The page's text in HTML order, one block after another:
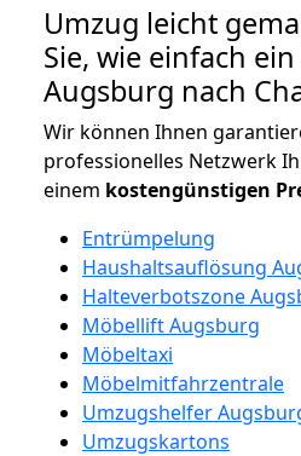
Umzug leicht
Sie, wie einfach
Augsburg nach
Wir können Ihnen
professionelles Netzwerk
einem kostengünstigen
Entrümpelung
Haushaltsauflösung
Halteverbotszone
Möbellift Augsburg
Möbeltaxi
Möbelmitfahrzentrale
Umzugshelfer
Umzugskartons